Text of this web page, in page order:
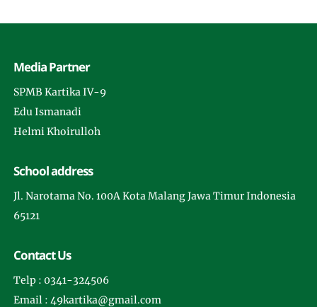
Media Partner
SPMB Kartika IV-9
Edu Ismanadi
Helmi Khoirulloh
School address
Jl. Narotama No. 100A Kota Malang Jawa Timur Indonesia
65121
Contact Us
Telp : 0341-324506
Email : 49kartika@gmail.com